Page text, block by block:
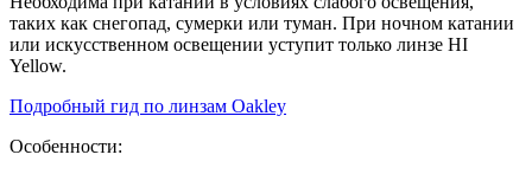
таких как снегопад, сумерки или туман. При ночном катании
или искусственном освещении уступит только линзе HI
Yellow.
Подробный гид по линзам Oakley
Особенности: